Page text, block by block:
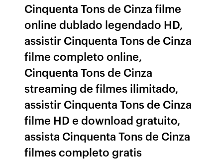
Cinquenta Tons de Cinza filme
online dublado legendado HD,
assistir Cinquenta Tons de Cinza
filme completo online,
Cinquenta Tons de Cinza
streaming de filmes ilimitado,
assistir Cinquenta Tons de Cinza
filme HD e download gratuito,
assista Cinquenta Tons de Cinza
filmes completo gratis